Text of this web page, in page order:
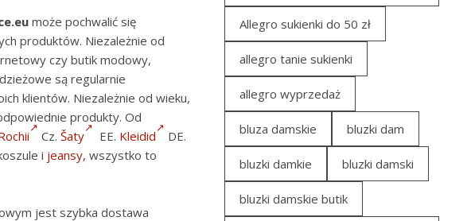
może pochwalić się
produktów. Niezależnie od
czy butik modowy,
są regularnie
klientów. Niezależnie od wieku,
produkty. Od
Cz. Šaty EE. Kleidid
DE.
i jeansy, wszystko to
jest szybka dostawa
Allegro sukienki do 50 zł
allegro tanie sukienki
allegro wyprzedaż
bluza damskie bluzki dam
bluzki damkie bluzki damski
bluzki damskie butik